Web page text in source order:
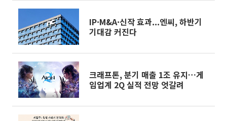
IP·M&A·신작 효과...엔씨, 하반기
기대감 커진다
크래프톤, 분기 매출 1조 유지…게
임업계 2Q 실적 전망 엇갈려